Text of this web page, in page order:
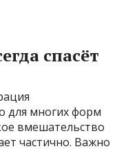
спасёт
для многих форм
вмешательство
частично. Важно